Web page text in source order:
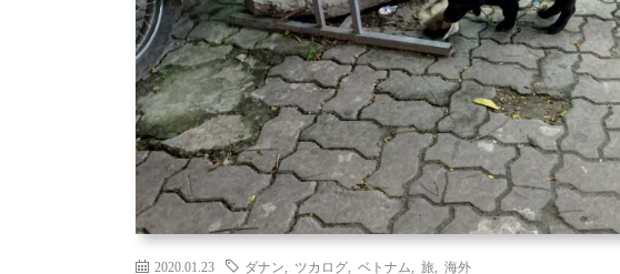
2020.01.23 ダナン ツカログ ベトナム 旅 海外